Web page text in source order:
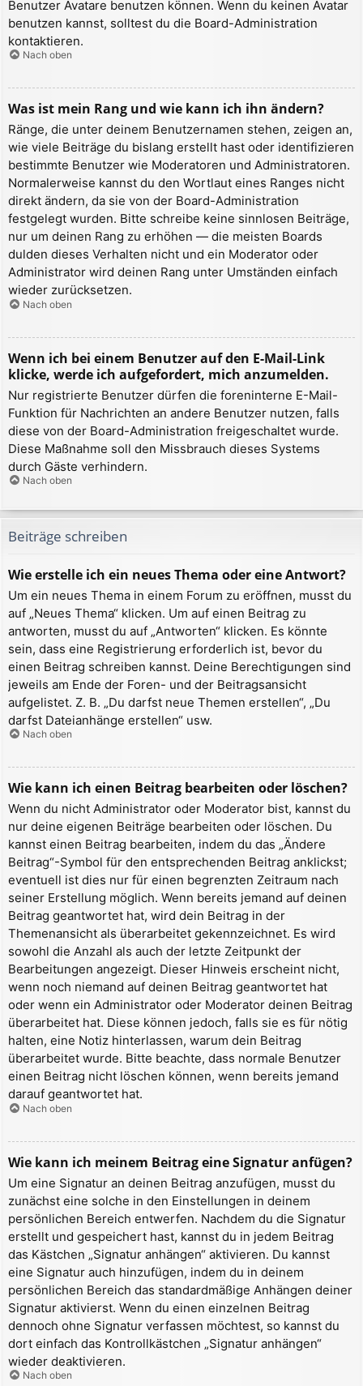
Benutzer Avatare benutzen können. Wenn du keinen Avatar
benutzen kannst, solltest du die Board-Administration
kontaktieren.
Nach oben
Was ist mein Rang und wie kann ich ihn ändern?
Ränge, die unter deinem Benutzernamen stehen, zeigen an,
wie viele Beiträge du bislang erstellt hast oder identifizieren
bestimmte Benutzer wie Moderatoren und Administratoren.
Normalerweise kannst du den Wortlaut eines Ranges nicht
direkt ändern, da sie von der Board-Administration
festgelegt wurden. Bitte schreibe keine sinnlosen Beiträge,
nur um deinen Rang zu erhöhen — die meisten Boards
dulden dieses Verhalten nicht und ein Moderator oder
Administrator wird deinen Rang unter Umständen einfach
wieder zurücksetzen.
Nach oben
Wenn ich bei einem Benutzer auf den E-Mail-Link
klicke, werde ich aufgefordert, mich anzumelden.
Nur registrierte Benutzer dürfen die foreninterne E-Mail-
Funktion für Nachrichten an andere Benutzer nutzen, falls
diese von der Board-Administration freigeschaltet wurde.
Diese Maßnahme soll den Missbrauch dieses Systems
durch Gäste verhindern.
Nach oben
Beiträge schreiben
Wie erstelle ich ein neues Thema oder eine Antwort?
Um ein neues Thema in einem Forum zu eröffnen, musst du
auf „Neues Thema“ klicken. Um auf einen Beitrag zu
antworten, musst du auf „Antworten“ klicken. Es könnte
sein, dass eine Registrierung erforderlich ist, bevor du
einen Beitrag schreiben kannst. Deine Berechtigungen sind
jeweils am Ende der Foren- und der Beitragsansicht
aufgelistet. Z. B. „Du darfst neue Themen erstellen“, „Du
darfst Dateianhänge erstellen“ usw.
Nach oben
Wie kann ich einen Beitrag bearbeiten oder löschen?
Wenn du nicht Administrator oder Moderator bist, kannst du
nur deine eigenen Beiträge bearbeiten oder löschen. Du
kannst einen Beitrag bearbeiten, indem du das „Ändere
Beitrag“-Symbol für den entsprechenden Beitrag anklickst;
eventuell ist dies nur für einen begrenzten Zeitraum nach
seiner Erstellung möglich. Wenn bereits jemand auf deinen
Beitrag geantwortet hat, wird dein Beitrag in der
Themenansicht als überarbeitet gekennzeichnet. Es wird
sowohl die Anzahl als auch der letzte Zeitpunkt der
Bearbeitungen angezeigt. Dieser Hinweis erscheint nicht,
wenn noch niemand auf deinen Beitrag geantwortet hat
oder wenn ein Administrator oder Moderator deinen Beitrag
überarbeitet hat. Diese können jedoch, falls sie es für nötig
halten, eine Notiz hinterlassen, warum dein Beitrag
überarbeitet wurde. Bitte beachte, dass normale Benutzer
einen Beitrag nicht löschen können, wenn bereits jemand
darauf geantwortet hat.
Nach oben
Wie kann ich meinem Beitrag eine Signatur anfügen?
Um eine Signatur an deinen Beitrag anzufügen, musst du
zunächst eine solche in den Einstellungen in deinem
persönlichen Bereich entwerfen. Nachdem du die Signatur
erstellt und gespeichert hast, kannst du in jedem Beitrag
das Kästchen „Signatur anhängen“ aktivieren. Du kannst
eine Signatur auch hinzufügen, indem du in deinem
persönlichen Bereich das standardmäßige Anhängen deiner
Signatur aktivierst. Wenn du einen einzelnen Beitrag
dennoch ohne Signatur verfassen möchtest, so kannst du
dort einfach das Kontrollkästchen „Signatur anhängen“
wieder deaktivieren.
Nach oben